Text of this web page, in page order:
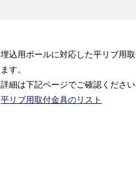
埋込用ポールに対応した平リブ用
ます。
詳細は下記ページでご確認ください
平リブ用取付金具のリスト